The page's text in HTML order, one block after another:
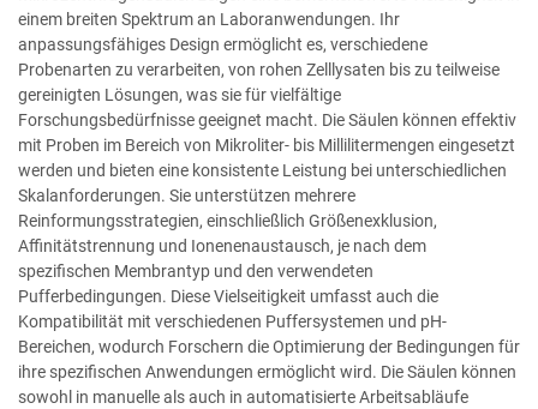
einem breiten Spektrum an Laboranwendungen. Ihr
anpassungsfähiges Design ermöglicht es, verschiedene
Probenarten zu verarbeiten, von rohen Zelllysaten bis zu teilweise
gereinigten Lösungen, was sie für vielfältige
Forschungsbedürfnisse geeignet macht. Die Säulen können effektiv
mit Proben im Bereich von Mikroliter- bis Millilitermengen eingesetzt
werden und bieten eine konsistente Leistung bei unterschiedlichen
Skalanforderungen. Sie unterstützen mehrere
Reinformungsstrategien, einschließlich Größenexklusion,
Affinitätstrennung und Ionenenaustausch, je nach dem
spezifischen Membrantyp und den verwendeten
Pufferbedingungen. Diese Vielseitigkeit umfasst auch die
Kompatibilität mit verschiedenen Puffersystemen und pH-
Bereichen, wodurch Forschern die Optimierung der Bedingungen für
ihre spezifischen Anwendungen ermöglicht wird. Die Säulen können
sowohl in manuelle als auch in automatisierte Arbeitsabläufe